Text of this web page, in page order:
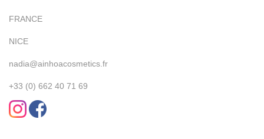
FRANCE
NICE
nadia@ainhoacosmetics.fr
+33 (0) 662 40 71 69